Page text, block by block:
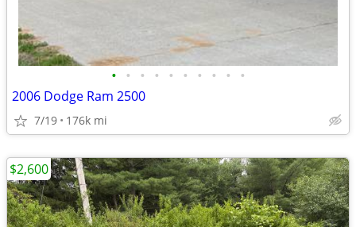
• • • • • • • • • •
2006 Dodge Ram 2500
7/19 176k mi
$2,600